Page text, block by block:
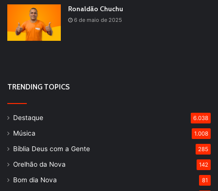
Ronaldão Chuchu
6 de maio de 2025
TRENDING TOPICS
Destaque 6.038
Música 1.008
Bíblia Deus com a Gente 285
Orelhão da Nova 142
Bom dia Nova 81